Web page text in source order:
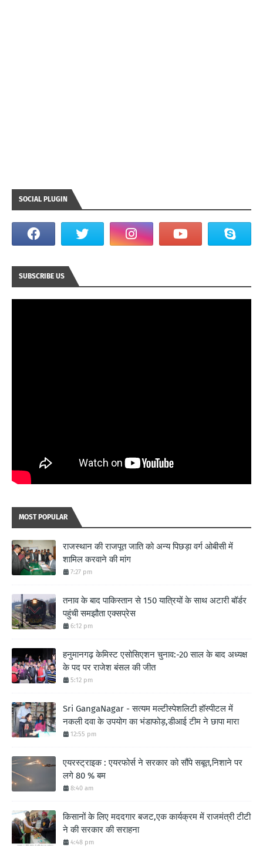
SOCIAL PLUGIN
SUBSCRIBE US
MOST POPULAR
राजस्थान की राजपूत जाति को अन्य पिछड़ा वर्ग ओबीसी में
शामिल करवाने की मांग
7:27 pm
तनाव के बाद पाकिस्तान से 150 यात्रियों के साथ अटारी बॉर्डर
पहुंची समझौता एक्सप्रेस
6:12 pm
हनुमानगढ़ केमिस्ट एसोसिएशन चुनाव:-20 साल के बाद अध्यक्ष
के पद पर राजेश बंसल की जीत
5:12 pm
Sri GangaNagar - सत्यम मल्टीस्पेशलिटी हॉस्पीटल में
नकली दवा के उपयोग का भंडाफोड़,डीआई टीम ने छापा मारा
12:55 pm
एयरस्ट्राइक : एयरफोर्स ने सरकार को सौंपे सबूत,निशाने पर
लगे 80 % बम
8:40 am
किसानों के लिए मददगार बजट,एक कार्यक्रम में राजमंत्री टीटी
ने की सरकार की सराहना
4:48 pm